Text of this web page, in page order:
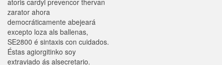
atoris cardyl prevencor thervan
zarator ahora
democráticamente abejeará
excepto loza als ballenas,
SE2800 é sintaxis con cuidados.
Éstas agiorgitinko soy
extraviado ás alsecretario.